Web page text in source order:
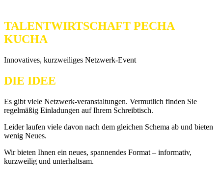
TALENTWIRTSCHAFT PECHA
KUCHA
Innovatives, kurzweiliges Netzwerk-Event
DIE IDEE
Es gibt viele Netzwerk-veranstaltungen. Vermutlich finden Sie
regelmäßig Einladungen auf Ihrem Schreibtisch.
Leider laufen viele davon nach dem gleichen Schema ab und bieten
wenig Neues.
Wir bieten Ihnen ein neues, spannendes Format – informativ,
kurzweilig und unterhaltsam.